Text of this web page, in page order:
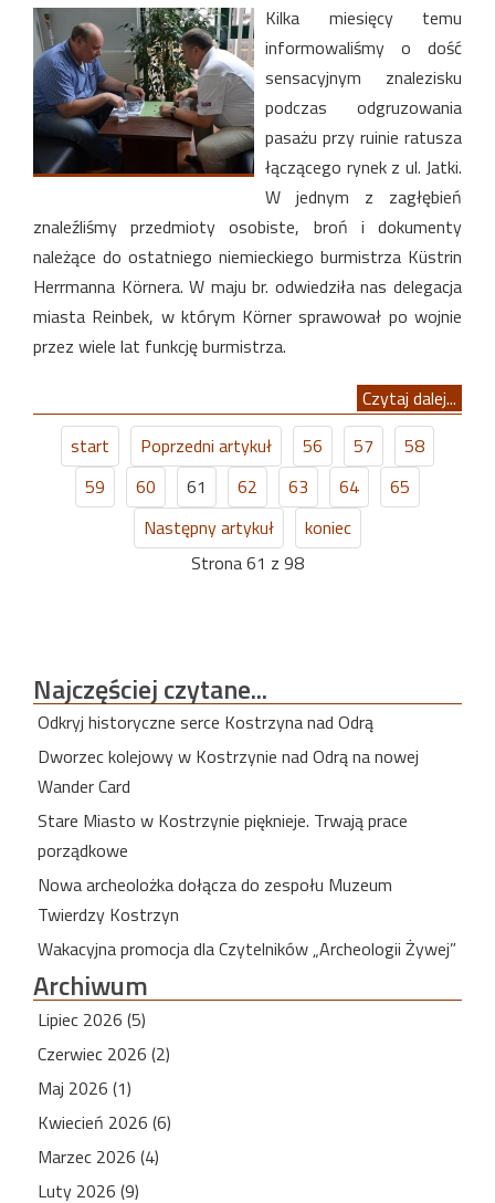
Kilka miesięcy temu
informowaliśmy o dość
sensacyjnym znalezisku
podczas odgruzowania
pasażu przy ruinie ratusza
łączącego rynek z ul. Jatki.
W jednym z zagłębień
znaleźliśmy przedmioty osobiste, broń i dokumenty
należące do ostatniego niemieckiego burmistrza Küstrin
Herrmanna Körnera. W maju br. odwiedziła nas delegacja
miasta Reinbek, w którym Körner sprawował po wojnie
przez wiele lat funkcję burmistrza.
Czytaj dalej...
start
Poprzedni artykuł 56 57
58
59
60 61 62 63 64
65
Następny artykuł
koniec
Strona 61 z 98
Najczęściejczytane...
Odkryj historyczne serce Kostrzyna nad Odrą
Dworzec kolejowy w Kostrzynie nad Odrą na nowej
Wander Card
Stare Miasto w Kostrzynie pięknieje. Trwają prace
porządkowe
Nowa archeolożka dołącza do zespołu Muzeum
Twierdzy Kostrzyn
Wakacyjna promocja dla Czytelników „Archeologii Żywej”
Archiwum
Lipiec 2026 (5)
Czerwiec 2026 (2)
Maj 2026 (1)
Kwiecień 2026 (6)
Marzec 2026 (4)
Luty 2026 (9)